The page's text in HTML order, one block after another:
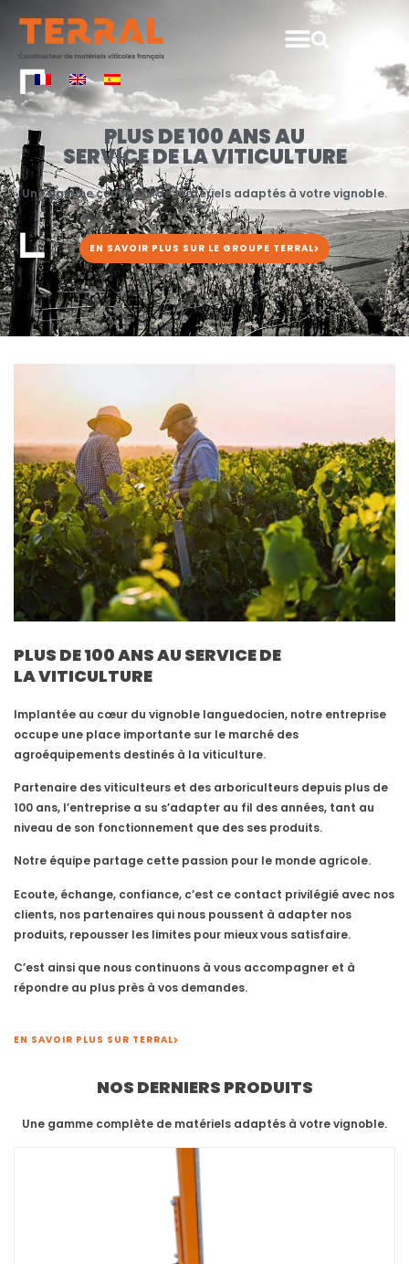
PLUS DE 100 ANS AU
SERVICE DE LA VITICULTURE
Une gamme complète de matériels adaptés à votre vignoble.
EN SAVOIR PLUS SUR LE GROUPE TERRAL
PLUS DE 100 ANS AU SERVICE DE
LA VITICULTURE
Implantée au cœur du vignoble languedocien, notre entreprise
occupe une place importante sur le marché des
agroéquipements destinés à la viticulture.
Partenaire des viticulteurs et des arboriculteurs depuis plus de
100 ans, l’entreprise a su s’adapter au fil des années, tant au
niveau de son fonctionnement que des ses produits.
Notre équipe partage cette passion pour le monde agricole.
Ecoute, échange, confiance, c’est ce contact privilégié avec nos
clients, nos partenaires qui nous poussent à adapter nos
produits, repousser les limites pour mieux vous satisfaire.
C’est ainsi que nous continuons à vous accompagner et à
répondre au plus près à vos demandes.
EN SAVOIR PLUS SUR TERRAL
NOS DERNIERS PRODUITS
Une gamme complète de matériels adaptés à votre vignoble.